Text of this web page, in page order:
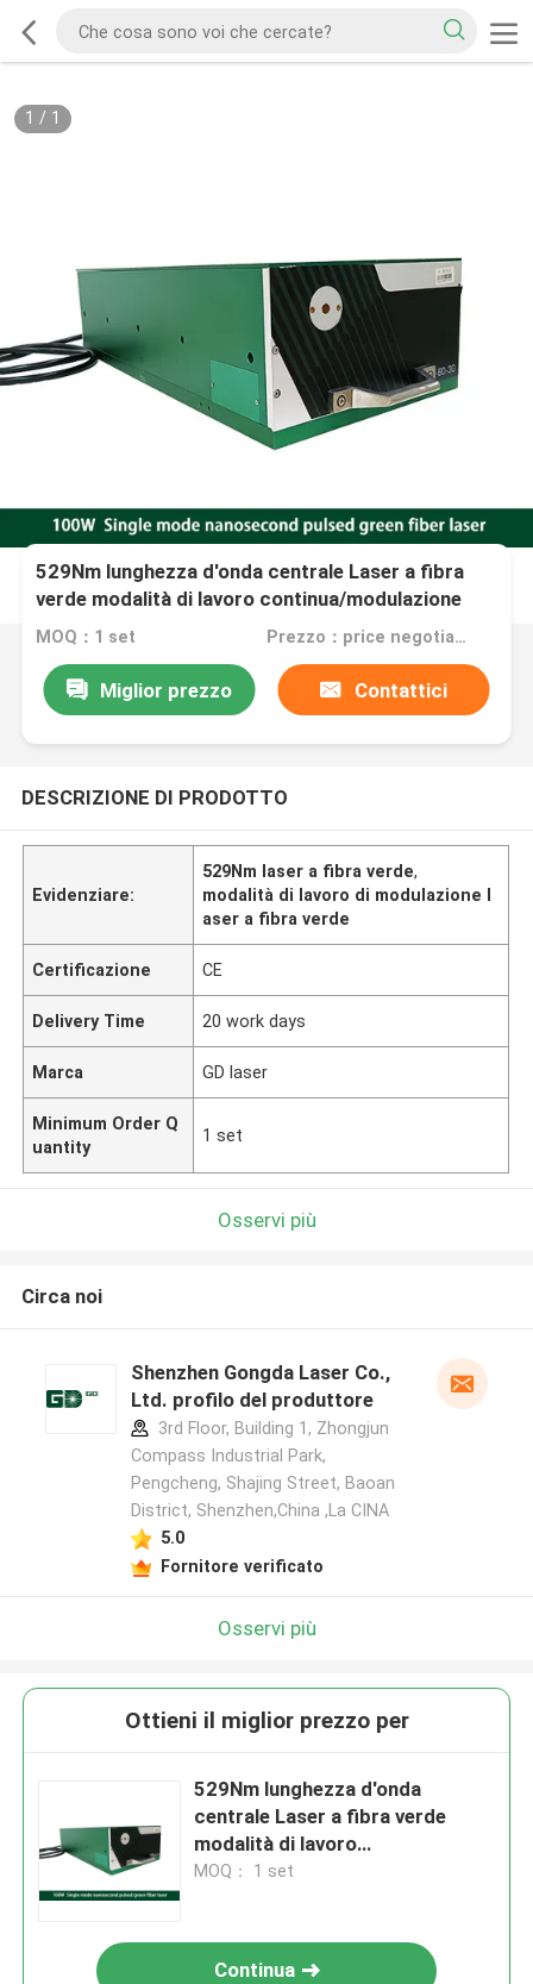
1 / 1
529Nm lunghezza d'onda centrale Laser a fibra
verde modalità di lavoro continua/modulazione
100 set Fornitura mensile
MOQ：1 set Prezzo：price negotiable
Miglior prezzo Contattici
DESCRIZIONE DI PRODOTTO
Evidenziare:
529Nm laser a fibra verde,
modalità di lavoro di modulazione l
aser a fibra verde
Certificazione CE
Delivery Time 20 work days
Marca GD laser
Minimum Order Q
uantity
1 set
Osservi più
Circa noi
Shenzhen Gongda Laser Co.,
Ltd. profilo del produttore
3rd Floor, Building 1, Zhongjun
Compass Industrial Park,
Pengcheng, Shajing Street, Baoan
District, Shenzhen,China ,La CINA
5.0
Fornitore verificato
Osservi più
Ottieni il miglior prezzo per
529Nm lunghezza d'onda
centrale Laser a fibra verde
modalità di lavoro
continua/modulazione 100 set
MOQ： 1 set
Continua